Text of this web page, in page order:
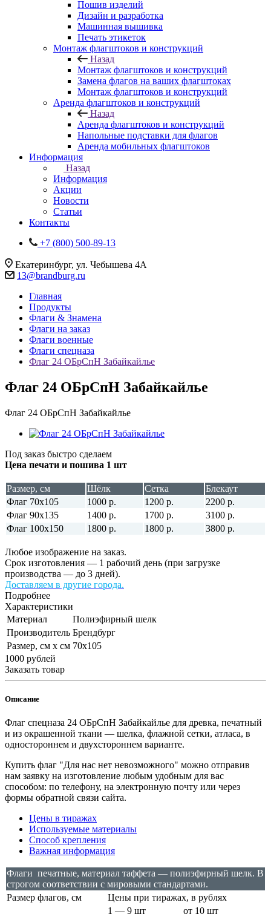
Пошив изделий
Дизайн и разработка
Машинная вышивка
Печать этикеток
Монтаж флагштоков и конструкций
Назад
Монтаж флагштоков и конструкций
Замена флагов на ваших флагштоках
Монтаж флагштоков и конструкций
Аренда флагштоков и конструкций
Назад
Аренда флагштоков и конструкций
Напольные подставки для флагов
Аренда мобильных флагштоков
Информация
Назад
Информация
Акции
Новости
Статьи
Контакты
+7 (800) 500-89-13
Екатеринбург, ул. Чебышева 4А
13@brandburg.ru
Главная
Продукты
Флаги & Знамена
Флаги на заказ
Флаги военные
Флаги спецназа
Флаг 24 ОБрСпН Забайкайлье
Флаг 24 ОБрСпН Забайкайлье
Флаг 24 ОБрСпН Забайкайлье
Под заказ быстро сделаем
Цена печати и пошива 1 шт
Размер, см Шёлк Сетка
Блекаут
Флаг 70х105
1000 р. 1200 р.
2200 р.
Флаг 90х135
1400 р. 1700 р.
3100 р.
Флаг 100х150
1800 р. 1800 р. 3800 р.
Любое изображение на заказ.
Срок изготовления — 1 рабочий день (при загрузке
производства — до 3 дней).
Доставляем в другие города.
Подробнее
Характеристики
Материал
Полиэфирный шелк
Производитель Брендбург
Размер, см х см 70х105
1000 рублей
Заказать товар
Описание
Флаг спецназа 24 ОБрСпН Забайкайлье для древка, печатный
и из окрашенной ткани — шелка, флажной сетки, атласа, в
одностороннем и двухстороннем варианте.
Купить флаг "Для нас нет невозможного" можно отправив
нам заявку на изготовление любым удобным для вас
способом: по телефону, на электронную почту или через
формы обратной связи сайта.
Цены в тиражах
Используемые материалы
Способ крепления
Важная информация
Флаги печатные, материал таффета — полиэфирный шелк. В
строгом соответствии с мировыми стандартами.
Размер флагов, см
Цены при тиражах, в рублях
1 — 9 шт
от 10 шт